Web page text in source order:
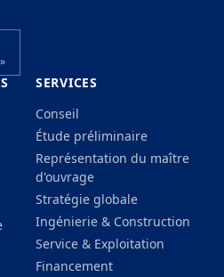
SERVICES
Conseil
Étude préliminaire
Représentation du maître
d'ouvrage
Stratégie globale
Ingénierie & Construction
Service & Exploitation
Financement